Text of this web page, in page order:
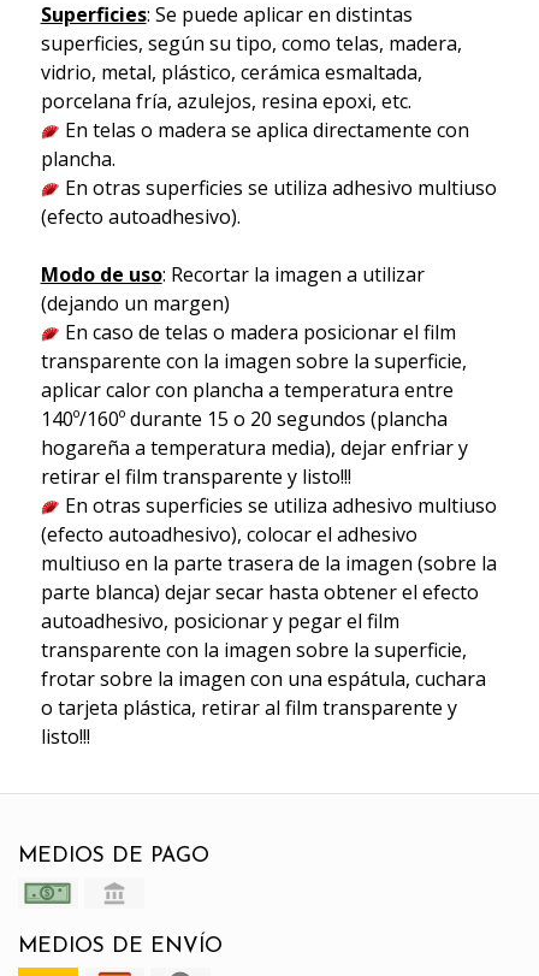
Superficies: Se puede aplicar en distintas
superficies, según su tipo, como telas, madera,
vidrio, metal, plástico, cerámica esmaltada,
porcelana fría, azulejos, resina epoxi, etc.
En telas o madera se aplica directamente con
plancha.
En otras superficies se utiliza adhesivo multiuso
(efecto autoadhesivo).
Modo de uso: Recortar la imagen a utilizar
(dejando un margen)
En caso de telas o madera posicionar el film
transparente con la imagen sobre la superficie,
aplicar calor con plancha a temperatura entre
140º/160º durante 15 o 20 segundos (plancha
hogareña a temperatura media), dejar enfriar y
retirar el film transparente y listo!!!
En otras superficies se utiliza adhesivo multiuso
(efecto autoadhesivo), colocar el adhesivo
multiuso en la parte trasera de la imagen (sobre la
parte blanca) dejar secar hasta obtener el efecto
autoadhesivo, posicionar y pegar el film
transparente con la imagen sobre la superficie,
frotar sobre la imagen con una espátula, cuchara
o tarjeta plástica, retirar al film transparente y
listo!!!
MEDIOS DE PAGO
MEDIOS DE ENVÍO